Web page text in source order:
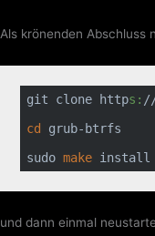
Als krönenden Abschluss
git clone https:
cd
grub-btrfs
sudo make install
und dann einmal